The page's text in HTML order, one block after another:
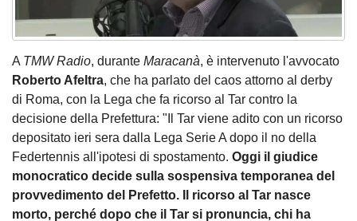
A TMW Radio, durante Maracanà, è intervenuto l'avvocato
Roberto Afeltra, che ha parlato del caos attorno al derby
di Roma, con la Lega che fa ricorso al Tar contro la
decisione della Prefettura: "Il Tar viene adito con un ricorso
depositato ieri sera dalla Lega Serie A dopo il no della
Federtennis all'ipotesi di spostamento. Oggi il giudice
monocratico decide sulla sospensiva temporanea del
provvedimento del Prefetto. Il ricorso al Tar nasce
morto, perché dopo che il Tar si pronuncia, chi ha